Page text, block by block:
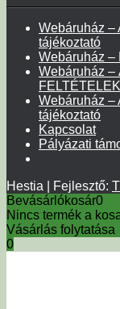
Webáruház –
tájékoztató
Webáruház –
Webáruház –
Webáruház –
tájékoztató
Kapcsolat
Pályázati
Hestia | Fejlesztő:
Bevásárlókosár0
Nincs termék a
Vásárlás folytatása
0